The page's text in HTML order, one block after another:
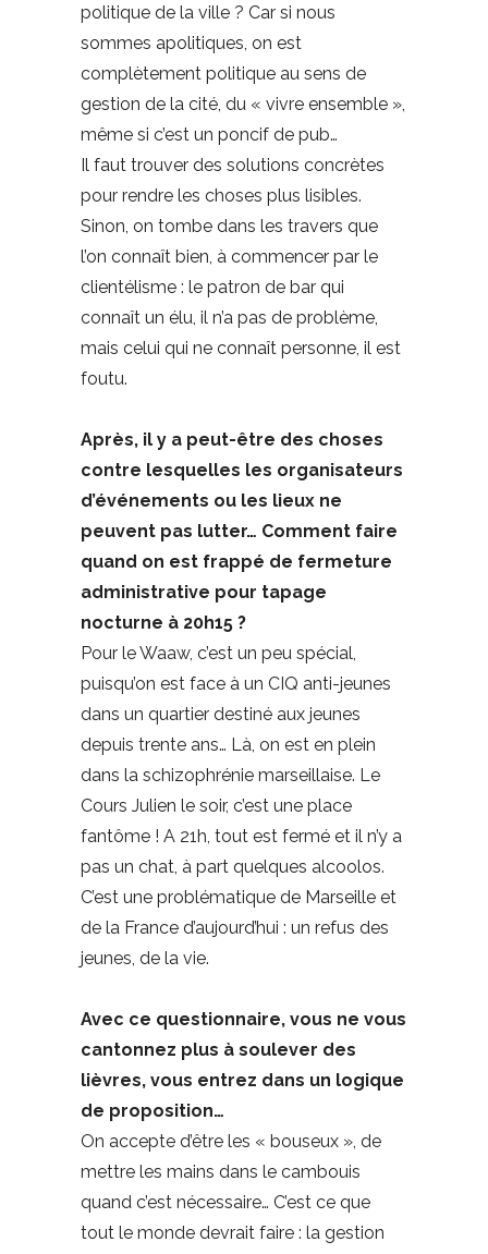
politique de la ville ? Car si nous
sommes apolitiques, on est
complètement politique au sens de
gestion de la cité, du « vivre ensemble »,
même si c’est un poncif de pub…
Il faut trouver des solutions concrètes
pour rendre les choses plus lisibles.
Sinon, on tombe dans les travers que
l’on connaît bien, à commencer par le
clientélisme : le patron de bar qui
connaît un élu, il n’a pas de problème,
mais celui qui ne connaît personne, il est
foutu.
Après, il y a peut-être des choses
contre lesquelles les organisateurs
d’événements ou les lieux ne
peuvent pas lutter… Comment faire
quand on est frappé de fermeture
administrative pour tapage
nocturne à 20h15 ?
Pour le Waaw, c’est un peu spécial,
puisqu’on est face à un CIQ anti-jeunes
dans un quartier destiné aux jeunes
depuis trente ans… Là, on est en plein
dans la schizophrénie marseillaise. Le
Cours Julien le soir, c’est une place
fantôme ! A 21h, tout est fermé et il n’y a
pas un chat, à part quelques alcoolos.
C’est une problématique de Marseille et
de la France d’aujourd’hui : un refus des
jeunes, de la vie.
Avec ce questionnaire, vous ne vous
cantonnez plus à soulever des
lièvres, vous entrez dans un logique
de proposition…
On accepte d’être les « bouseux », de
mettre les mains dans le cambouis
quand c’est nécessaire… C’est ce que
tout le monde devrait faire : la gestion